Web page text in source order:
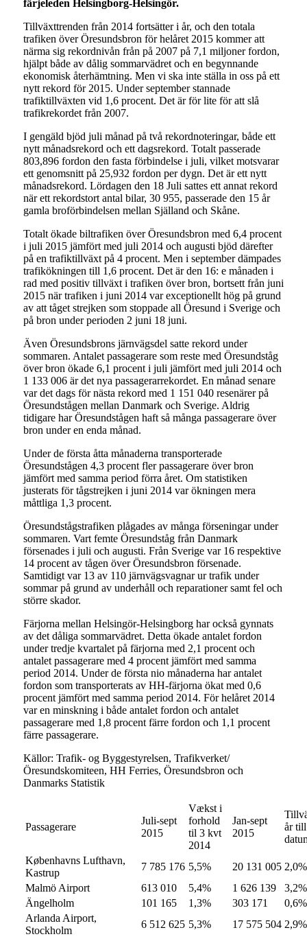
färjeleden Helsingborg-Helsingör.
Tillväxttrenden från 2014 fortsätter i år, och den totala
trafiken över Öresundsbron för helåret 2015 kommer att
närma sig rekordnivån från på 2007 på 7,1 miljoner fordon,
hjälpt både av dålig sommarvädret och en begynnande
ekonomisk återhämtning. Men vi ska inte ställa in oss på ett
nytt rekord för 2015. Under september stannade
trafiktillväxten vid 1,6 procent. Det är för lite för att slå
trafikrekordet från 2007.
I gengäld bjöd juli månad på två rekordnoteringar, både ett
nytt månadsrekord och ett dagsrekord. Totalt passerade
803,896 fordon den fasta förbindelse i juli, vilket motsvarar
ett genomsnitt på 25,932 fordon per dygn. Det är ett nytt
månadsrekord. Lördagen den 18 Juli sattes ett annat rekord
när ett rekordstort antal bilar, 30 955, passerade den 15 år
gamla broförbindelsen mellan Själland och Skåne.
Totalt ökade biltrafiken över Öresundsbron med 6,4 procent
i juli 2015 jämfört med juli 2014 och augusti bjöd därefter
på en trafiktillväxt på 4 procent. Men i september dämpades
trafikökningen till 1,6 procent. Det är den 16: e månaden i
rad med positiv tillväxt i trafiken över bron, bortsett från juni
2015 när trafiken i juni 2014 var exceptionellt hög på grund
av att tåget strejken som stoppade all Öresund i Sverige och
på bron under perioden 2 juni 18 juni.
Även Öresundsbrons järnvägsdel satte rekord under
sommaren. Antalet passagerare som reste med Öresundståg
över bron ökade 6,1 procent i juli jämfört med juli 2014 och
1 133 006 är det nya passagerarrekordet. En månad senare
var det dags för nästa rekord med 1 151 040 resenärer på
Öresundstågen mellan Danmark och Sverige. Aldrig
tidigare har Öresundstågen haft så många passagerare över
bron under en enda månad.
Under de första åtta månaderna transporterade
Öresundstågen 4,3 procent fler passagerare över bron
jämfört med samma period förra året. Om statistiken
justerats för tågstrejken i juni 2014 var ökningen mera
måttliga 1,3 procent.
Öresundstågstrafiken plågades av många förseningar under
sommaren. Vart femte Öresundståg från Danmark
försenades i juli och augusti. Från Sverige var 16 respektive
14 procent av tågen över Öresundsbron försenade.
Samtidigt var 13 av 110 järnvägsvagnar ur trafik under
sommar på grund av underhåll och reparationer samt fel och
större skador.
Färjorna mellan Helsingör-Helsingborg har också gynnats
av det dåliga sommarvädret. Detta ökade antalet fordon
under tredje kvartalet på färjorna med 2,1 procent och
antalet passagerare med 4 procent jämfört med samma
period 2014. Under de första nio månaderna har antalet
fordon som transporterats av HH-färjorna ökat med 0,6
procent jämfört med samma period 2014. För helåret 2014
var en minskning i både antalet fordon och antalet
passagerare med 1,8 procent färre fordon och 1,1 procent
färre passagerare.
Källor: Trafik- og Byggestyrelsen, Trafikverket/
Öresundskomiteen, HH Ferries, Öresundsbron och
Danmarks Statistik
Passagerare
Juli-sept
2015
Vækst i
forhold
til 3 kvt
2014
Jan-sept
2015
år till
Københavns Lufthavn,
Kastrup
7 785 176 5,5% 20 131 005 2,0%
Malmö Airport
613 010 5,4% 1 626 139
3,2%
Ängelholm
101 165 1,3% 303 171
0,6%
Arlanda Airport,
Stockholm
6 512 625 5,3% 17 575 504 2,9%